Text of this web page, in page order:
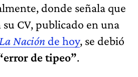
donde señala que
su CV, publicado en una
La Nación de hoy, se debió
de tipeo”.